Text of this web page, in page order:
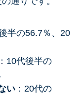
半の56.7％、20
10代後半の
い：20代の